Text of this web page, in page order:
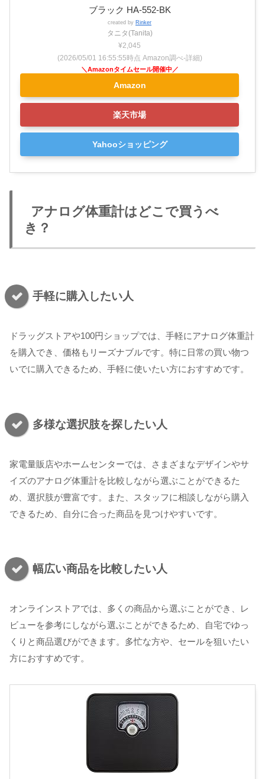
ブラック HA-552-BK
created by Rinker
タニタ(Tanita)
¥2,045
(2026/05/01 16:55:55時点 Amazon調べ-詳細)
Amazon
楽天市場
Yahooショッピング
アナログ体重計はどこで買うべ
き？
手軽に購入したい人
ドラッグストアや100円ショップでは、手軽にアナログ体重計
を購入でき、価格もリーズナブルです。特に日常の買い物つ
いでに購入できるため、手軽に使いたい方におすすめです。
多様な選択肢を探したい人
家電量販店やホームセンターでは、さまざまなデザインやサ
イズのアナログ体重計を比較しながら選ぶことができるた
め、選択肢が豊富です。また、スタッフに相談しながら購入
できるため、自分に合った商品を見つけやすいです。
幅広い商品を比較したい人
オンラインストアでは、多くの商品から選ぶことができ、レ
ビューを参考にしながら選ぶことができるため、自宅でゆっ
くりと商品選びができます。多忙な方や、セールを狙いたい
方におすすめです。